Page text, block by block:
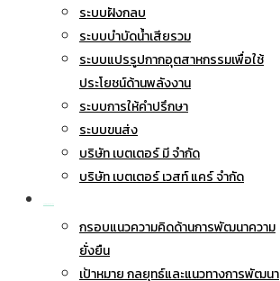
ระบบฝังกลบ
ระบบบำบัดน้ำเสียรวม
ระบบแปรรูปกากอุตสาหกรรมเพื่อใช้
ประโยชน์ด้านพลังงาน
ระบบการให้คำปรึกษา
ระบบขนส่ง
บริษัท เบตเตอร์ มี จำกัด
บริษัท เบตเตอร์ เวสท์ แคร์ จำกัด
กรอบแนวความคิดด้านการพัฒนาความ
ยั่งยืน
เป้าหมาย กลยุทธ์และแนวทางการพัฒนา